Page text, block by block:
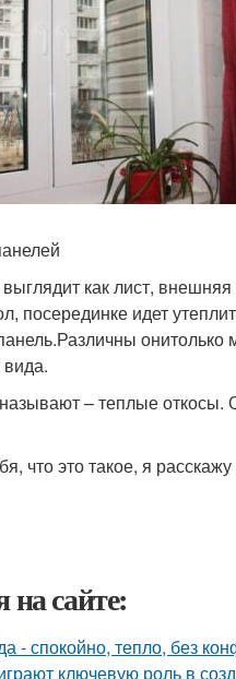
как лист,
посерединке идет
– теплые откосы.
что это такое, я
на сайте:
- спокойно, тепло, без
ключевую роль в